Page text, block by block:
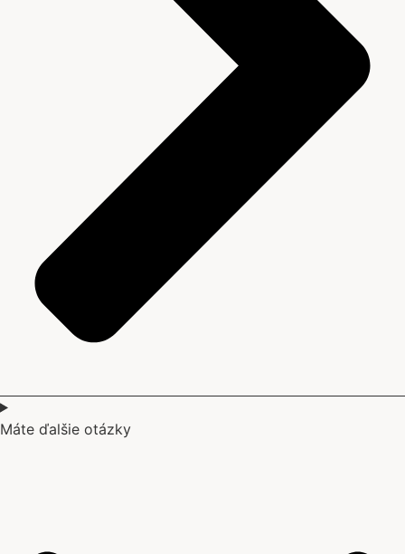
Máte ďalšie otázky